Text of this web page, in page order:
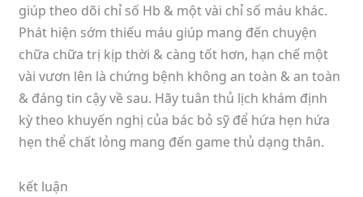
giúp theo dõi chỉ số Hb & một vài chỉ số máu khác.
Phát hiện sớm thiếu máu giúp mang đến chuyện
chữa chữa trị kịp thời & càng tốt hơn, hạn chế một
vài vươn lên là chứng bệnh không an toàn & an toàn
& đáng tin cậy về sau. Hãy tuân thủ lịch khám định
kỳ theo khuyến nghị của bác bỏ sỹ để hứa hẹn hứa
hẹn thể chất lỏng mang đến game thủ dạng thân.
kết luận